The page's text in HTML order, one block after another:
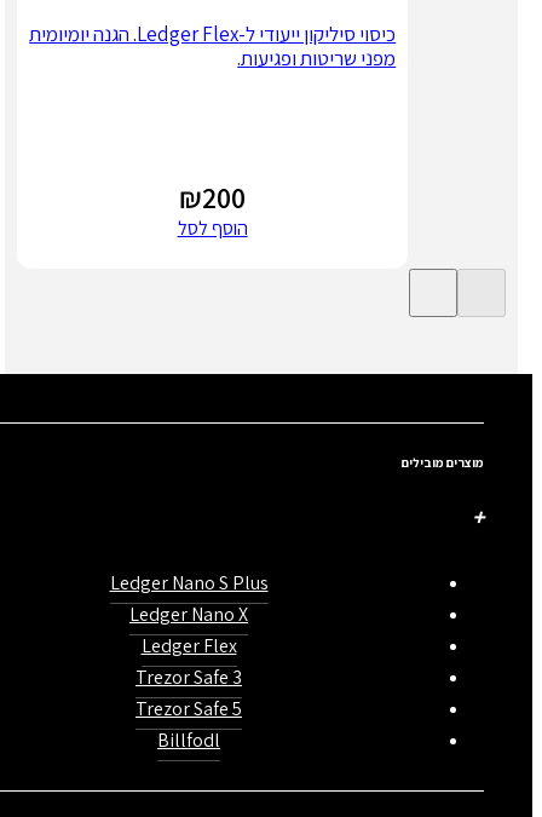
כיסוי סיליקון ייעודי ל-Ledger Flex. הגנה יומיומית
מפני שריטות ופגיעות.
₪200
הוסף לסל
מוצרים מובילים
Ledger Nano S Plus
Ledger Nano X
Ledger Flex
Trezor Safe 3
Trezor Safe 5
Billfodl